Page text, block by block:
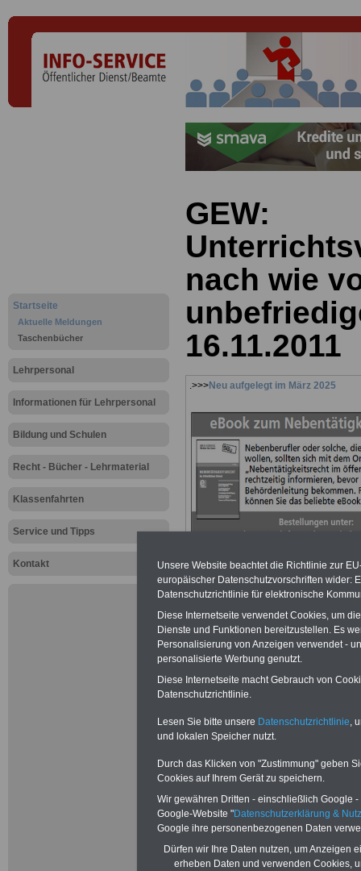
Startseite
Aktuelle Meldungen
Taschenbücher
Lehrpersonal
Informationen für Lehrpersonal
Bildung und Schulen
Recht - Bücher - Lehrmaterial
Klassenfahrten
Service und Tipps
Kontakt
GEW:
nach wie
16.11.2011
.>>>Neu aufgelegt im März 2025
Zur Übersicht
Lehrerinnen
GEW:
nach wie
Die
Unsere Website beachtet die Richtlinie zur
europäischer Datenschutzvorschriften wider:
Datenschutzrichtlinie für elektronische
Diese Internetseite verwendet Cookies, um
Dienste und Funktionen bereitzustellen. Es
Personalisierung von Anzeigen verwendet -
personalisierte Werbung genutzt.
Diese Internetseite macht Gebrauch von
Datenschutzrichtlinie.
Lesen Sie bitte unsere Datenschutzrichtlinie,
und lokalen Speicher nutzt.
Durch das Klicken von "Zustimmung" geben
Cookies auf Ihrem Gerät zu speichern.
Wir gewähren Dritten - einschließlich Google
Google-Website "Datenschutzerklärung &
Google ihre personenbezogenen Daten
Dürfen wir Ihre Daten nutzen, um Anzeigen
erheben Daten und verwenden Cookies,